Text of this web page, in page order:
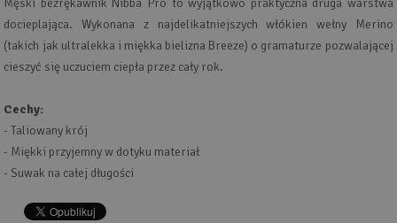
Męski bezrękawnik Nibba Pro to wyjątkowo praktyczna druga warstwa
docieplająca. Wykonana z najdelikatniejszych włókien wełny Merino
(takich jak ultralekka i miękka bielizna Breeze) o gramaturze pozwalającej
cieszyć się uczuciem ciepła przez cały rok.
Cechy:
- Taliowany krój
- Miękki przyjemny w dotyku materiał
- Suwak na całej długości